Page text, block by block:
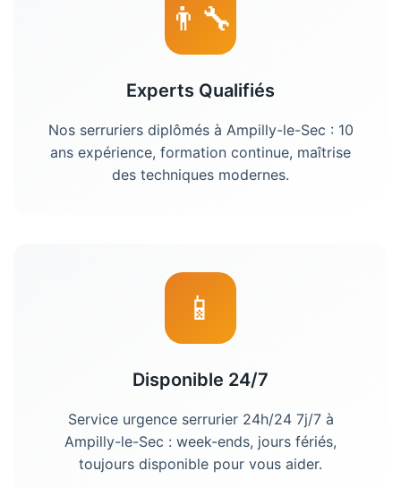
👨‍🔧
Experts Qualifiés
Nos serruriers diplômés à Ampilly-le-Sec : 10
ans expérience, formation continue, maîtrise
des techniques modernes.
📱
Disponible 24/7
Service urgence serrurier 24h/24 7j/7 à
Ampilly-le-Sec : week-ends, jours fériés,
toujours disponible pour vous aider.